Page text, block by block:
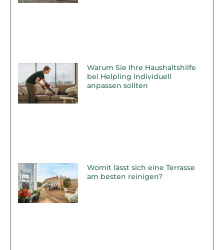
Warum Sie Ihre Haushaltshilfe
bei Helpling individuell
anpassen sollten
Womit lässt sich eine Terrasse
am besten reinigen?